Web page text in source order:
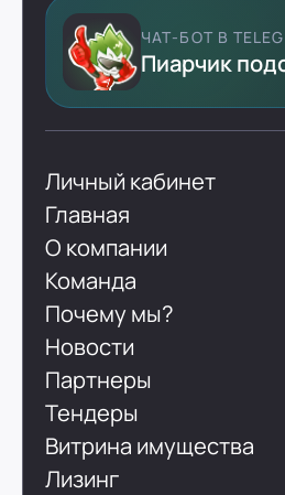
ЧАТ-БОТ В
Пиарчик
Личный кабинет
Главная
О компании
Команда
Почему мы?
Новости
Партнеры
Тендеры
Витрина имущества
Лизинг